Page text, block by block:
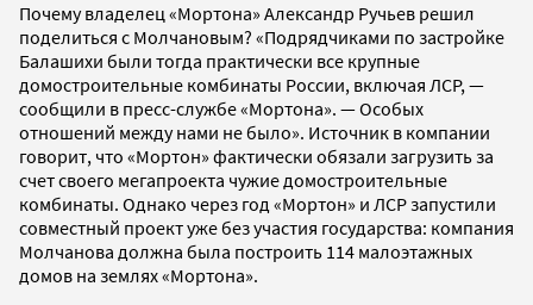
Почему владелец «Мортона» Александр Ручьев решил
поделиться с Молчановым? «Подрядчиками по застройке
Балашихи были тогда практически все крупные
домостроительные комбинаты России, включая ЛСР, —
сообщили в пресс-службе «Мортона». — Особых
отношений между нами не было». Источник в компании
говорит, что «Мортон» фактически обязали загрузить за
счет своего мегапроекта чужие домостроительные
комбинаты. Однако через год «Мортон» и ЛСР запустили
совместный проект уже без участия государства: компания
Молчанова должна была построить 114 малоэтажных
домов на землях «Мортона».